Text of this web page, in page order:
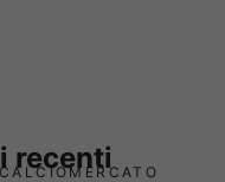
recenti
CALCIOMERCATO